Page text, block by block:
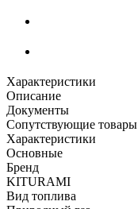
Характеристики
Описание
Документы
Сопутствующие товары
Характеристики
Основные
Бренд
KITURAMI
Вид топлива